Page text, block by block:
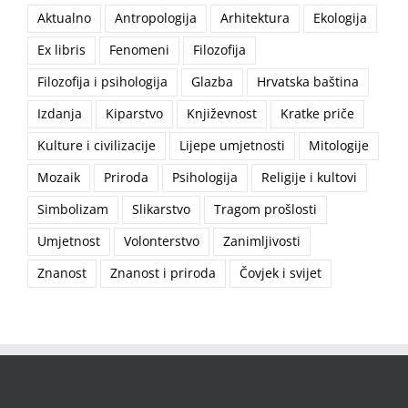
Aktualno Antropologija Arhitektura
Ekologija
Ex libris
Fenomeni
Filozofija
Filozofija i psihologija
Glazba
Hrvatska baština
Izdanja
Kiparstvo Književnost
Kratke priče
Kulture i civilizacije
Lijepe umjetnosti
Mitologije
Mozaik
Priroda Psihologija
Religije i kultovi
Simbolizam
Slikarstvo
Tragom prošlosti
Umjetnost
Volonterstvo
Zanimljivosti
Znanost
Znanost i priroda Čovjek i svijet